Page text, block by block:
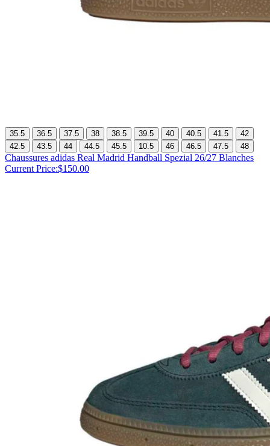
35.5 36.5 37.5 38 38.5 39.5 40 40.5 41.5
42
42.5
43.5 44 44.5 45.5 10.5 46 46.5 47.5 48
Chaussures adidas Real Madrid Handball Spezial 26/27 Blanches
Current Price:$150.00